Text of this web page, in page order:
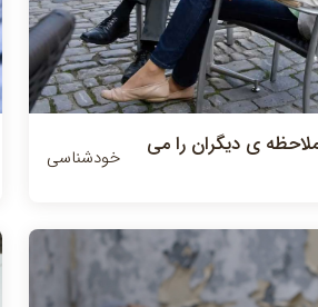
ملاحظه ی دیگران را می
خودشناسی